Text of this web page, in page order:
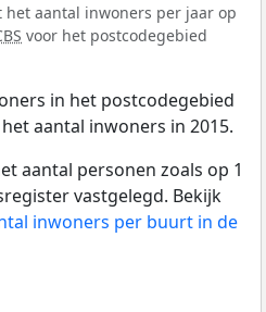
het aantal inwoners per jaar op
voor het postcodegebied
in het postcodegebied
aantal inwoners in 2015.
aantal personen zoals op 1
vastgelegd. Bekijk
inwoners per buurt in de